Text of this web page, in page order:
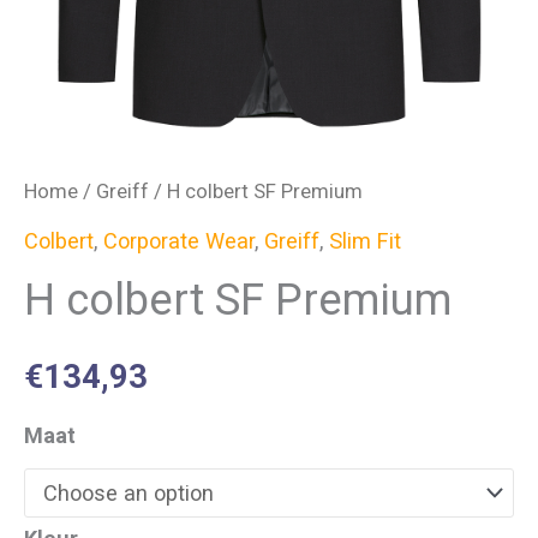
Home / Greiff / H colbert SF Premium
Colbert, Corporate Wear, Greiff, Slim Fit
H colbert SF Premium
€134,93
Maat